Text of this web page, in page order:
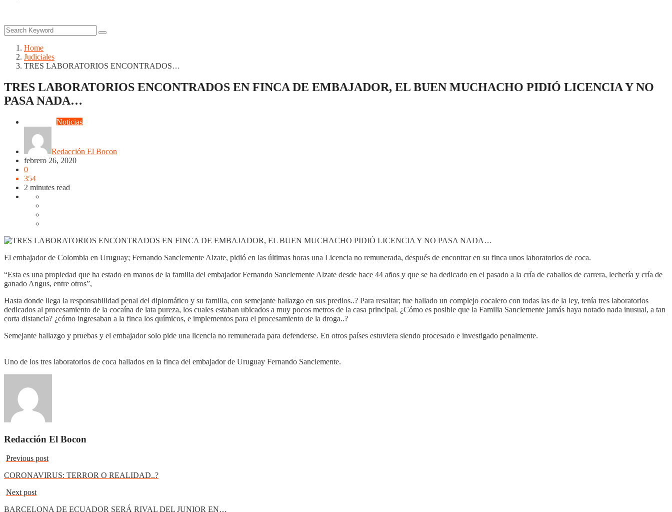
Home
Judiciales
TRES LABORATORIOS ENCONTRADOS…
TRES LABORATORIOS ENCONTRADOS EN FINCA DE EMBAJADOR, EL BUEN MUCHACHO PIDIÓ LICENCIA Y NO
PASA NADA…
Noticias
Redacción El Bocon
febrero 26, 2020
0
354
2 minutes read
El embajador de Colombia en Uruguay; Fernando Sanclemente Alzate, pidió en las últimas horas una Licencia no remunerada, después de encontrar en su finca unos laboratorios de coca.
“Esta es una propiedad que ha estado en manos de la familia del embajador Fernando Sanclemente Alzate desde hace 44 años y que se ha dedicado en el pasado a la cría de caballos de carrera, lechería y cría de
ganado Angus, entre otros”,
Hasta donde llega la responsabilidad penal del diplomático y su familia, con semejante hallazgo en sus predios..? Para resaltar; fue hallado un complejo cocalero con todas las de la ley, tenía tres laboratorios
dedicados al procesamiento de la cocaína de lata pureza, los cuales estaban ubicados a muy pocos metros de la casa principal. ¿Cómo es posible que la Familia Sanclemente jamás haya notado nada inusual, a tan
corta distancia? ¿cómo ingresaban a la finca los químicos, e implementos para el procesamiento de la droga..?
Semejante hallazgo y pruebas y el embajador solo pide una licencia no remunerada para defenderse. En otros países estuviera siendo procesado e investigado penalmente.
Uno de los tres laboratorios de coca hallados en la finca del embajador de Uruguay Fernando Sanclemente.
Redacción El Bocon
Previous post
CORONAVIRUS: TERROR O REALIDAD..?
Next post
BARCELONA DE ECUADOR SERÁ RIVAL DEL JUNIOR EN…